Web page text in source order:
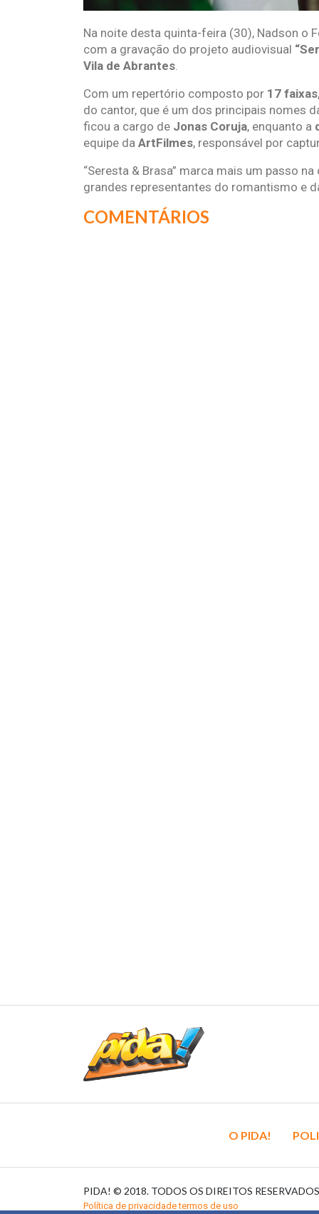
Na noite desta quinta-feira (30), Nadson o
com a gravação do projeto audiovisual
Vila de Abrantes.
Com um repertório composto por 17 faixas
do cantor, que é um dos principais nomes
ficou a cargo de Jonas Coruja, enquanto a
equipe da ArtFilmes, responsável por
“Seresta & Brasa” marca mais um passo
grandes representantes do romantismo e
COMENTÁRIOS
O PIDA!
PIDA! © 2018. TODOS OS DIREITOS
Política de privacidade termos de uso